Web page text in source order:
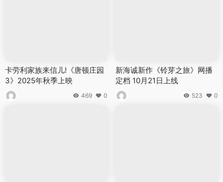
卡劳利家族来信儿!《唐顿庄园
3》2025年秋季上映
469 0
新海诚新作《铃芽之旅》网播
定档 10月21日上线
523 0